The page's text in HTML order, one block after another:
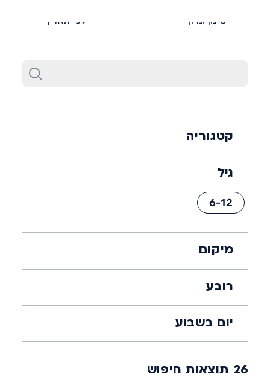
סינון ומיון לפי תאריך
קטגוריה
גיל
6-12
מיקום
רובע
יום בשבוע
26 תוצאות חיפוש